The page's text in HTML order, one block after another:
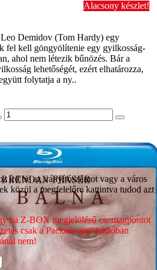
Alacsony készlet!
Demidov (Tom Hardy) egy
fel kell göngyölítenie egy gyilkosság-
ahol nem létezik bűnözés. Bár a
lehetőségét, ezért elhatározza,
folytatja a ny..
írd be az irányítószámot vagy a város
közül a megfelelőre kattintva tudod azt
ha Z-BOX megjelölésű csomagpontot
csak a Packeta applikációban
nem!